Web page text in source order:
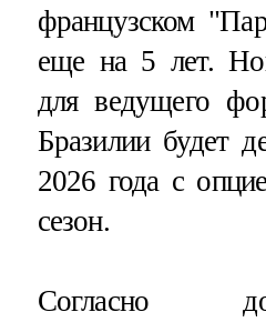
французском
еще на 5 лет.
для ведущего
Бразилии будет
2026 года с
сезон.
Согласно